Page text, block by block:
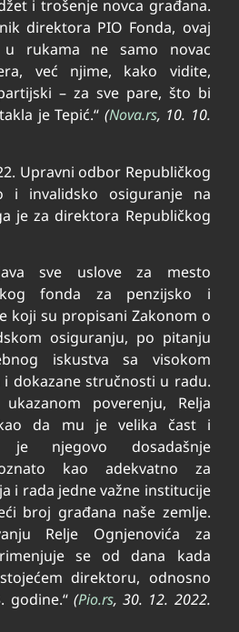
i trošenje novca građana.
direktora PIO Fonda, ovaj
rukama ne samo novac
već njime, kako vidite,
– za sve pare, što bi
je Tepić.“ (Nova.rs, 10. 10.
Upravni odbor Republičkog
i invalidsko osiguranje na
je za direktora Republičkog
sve uslove za mesto
fonda za penzijsko i
koji su propisani Zakonom o
osiguranju, po pitanju
iskustva sa visokom
dokazane stručnosti u radu.
poverenju, Relja
da mu je velika čast i
je njegovo dosadašnje
kao adekvatno za
i rada jedne važne institucije
broj građana naše zemlje.
Relje Ognjenovića za
se od dana kada
direktoru, odnosno
godine.“ (Pio.rs, 30. 12. 2022.